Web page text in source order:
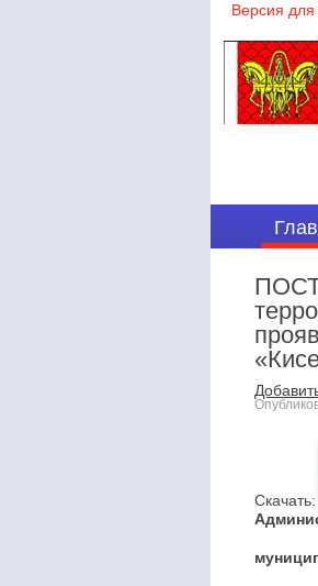
Cкачать: